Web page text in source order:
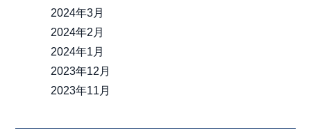
2024年3月
2024年2月
2024年1月
2023年12月
2023年11月